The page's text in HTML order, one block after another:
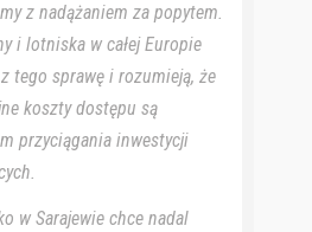
z nadążaniem za popytem.
i lotniska w całej Europie
tego sprawę i rozumieją, że
koszty dostępu są
przyciągania inwestycji
w Sarajewie chce nadal